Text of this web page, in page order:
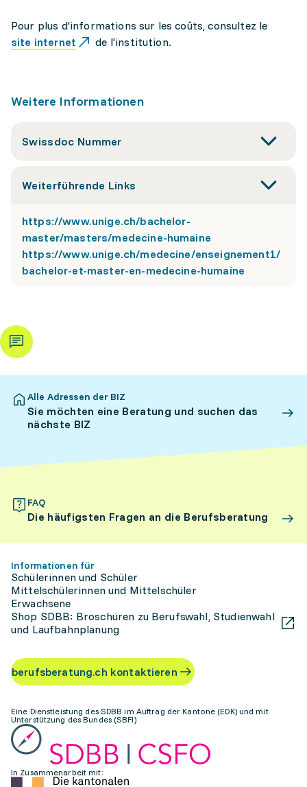
Pour plus d'informations sur les coûts, consultez le
site internet
de l'institution.
Weitere Informationen
Swissdoc Nummer
Weiterführende Links
https://www.unige.ch/bachelor-
master/masters/medecine-humaine
https://www.unige.ch/medecine/enseignement1/
bachelor-et-master-en-medecine-humaine
Alle Adressen der BIZ
Sie möchten eine Beratung und suchen das
nächste BIZ
FAQ
Die häufigsten Fragen an die Berufsberatung
Informationen für
Schülerinnen und Schüler
Mittelschülerinnen und Mittelschüler
Erwachsene
Shop SDBB: Broschüren zu Berufswahl, Studienwahl
und Laufbahnplanung
berufsberatung.ch kontaktieren
Eine Dienstleistung des SDBB im Auftrag der Kantone (EDK) und mit
Unterstützung des Bundes (SBFI)
In Zusammenarbeit mit: